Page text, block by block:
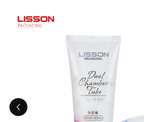
日本語
한국의
ไทย